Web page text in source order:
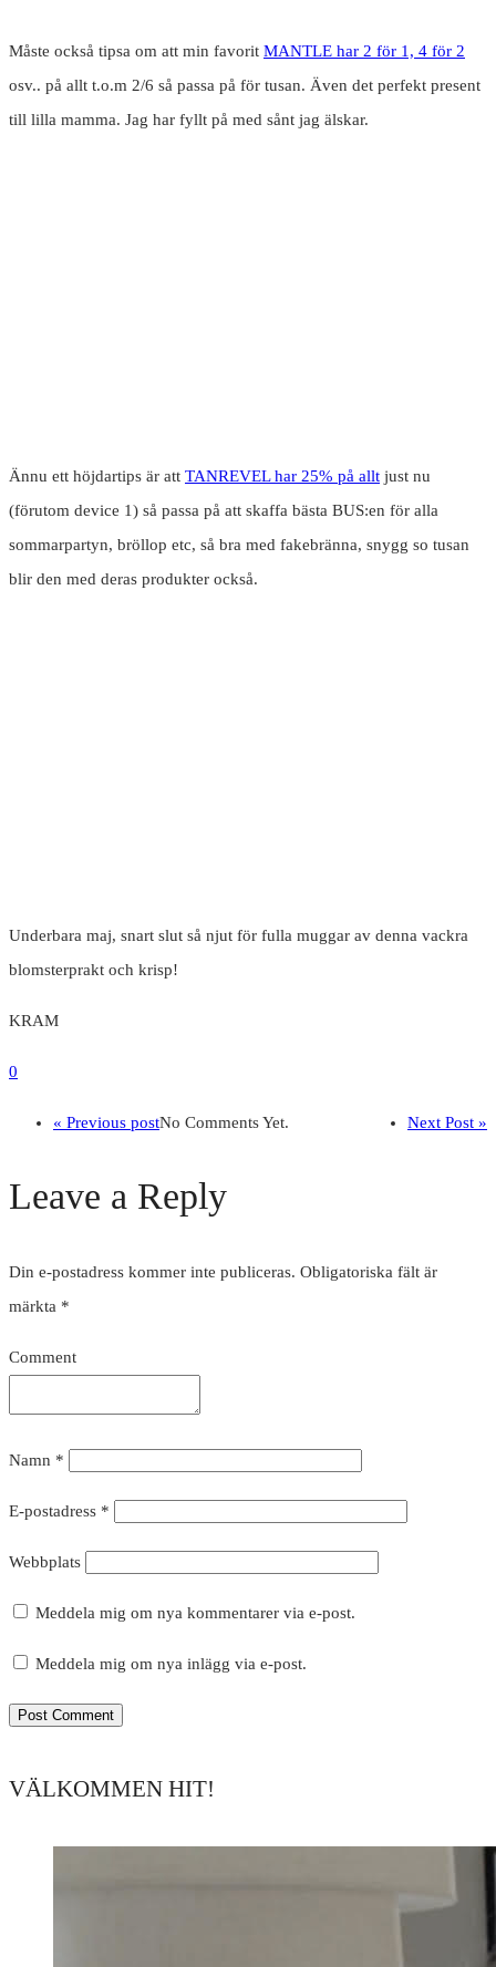
Måste också tipsa om att min favorit MANTLE har 2 för 1, 4 för 2
osv.. på allt t.o.m 2/6 så passa på för tusan. Även det perfekt present
till lilla mamma. Jag har fyllt på med sånt jag älskar.
Ännu ett höjdartips är att TANREVEL har 25% på allt just nu
(förutom device 1) så passa på att skaffa bästa BUS:en för alla
sommarpartyn, bröllop etc, så bra med fakebränna, snygg so tusan
blir den med deras produkter också.
Underbara maj, snart slut så njut för fulla muggar av denna vackra
blomsterprakt och krisp!
KRAM
0
« Previous post Next Post »
No Comments Yet.
Leave a Reply
Din e-postadress kommer inte publiceras. Obligatoriska fält är
märkta *
Comment
Namn *
E-postadress *
Webbplats
Meddela mig om nya kommentarer via e-post.
Meddela mig om nya inlägg via e-post.
VÄLKOMMEN HIT!